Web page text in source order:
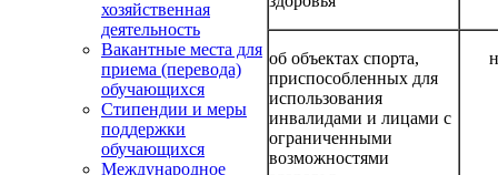
хозяйственная
деятельность
Вакантные места для
приема (перевода)
обучающихся
Стипендии и меры
поддержки
обучающихся
Международное
об объектах спорта,
приспособленных для
использования
инвалидами и лицами с
ограниченными
возможностями